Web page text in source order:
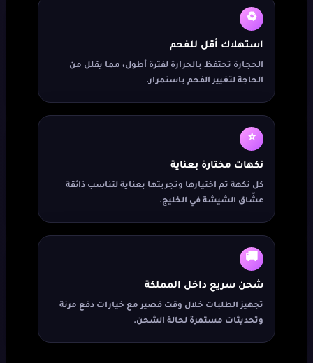
♻️
استهلاك أقل للفحم
الحجارة تحتفظ بالحرارة لفترة أطول، مما يقلل من
الحاجة لتغيير الفحم باستمرار.
⭐
نكهات مختارة بعناية
كل نكهة تم اختيارها وتجربتها بعناية لتناسب ذائقة
عشّاق الشيشة في الخليج.
🚚
شحن سريع داخل المملكة
تجهيز الطلبات خلال وقت قصير مع خيارات دفع مرنة
وتحديثات مستمرة لحالة الشحن.